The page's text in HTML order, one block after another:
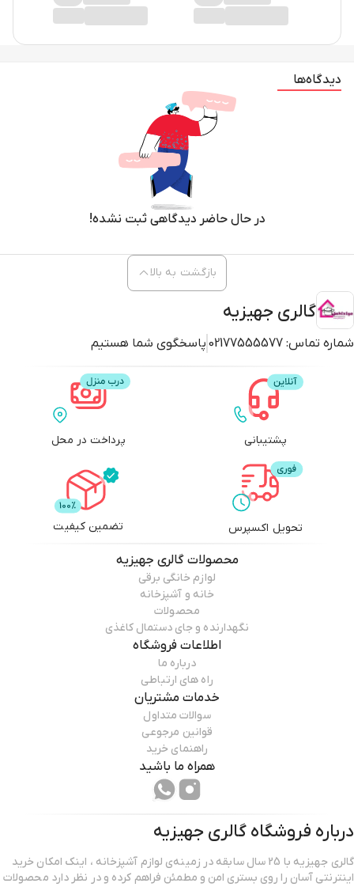
دیدگاه‌ها
در حال حاضر دیدگاهی ثبت نشده!
گالری جهیزیه
شماره تماس: 02177555577 پاسخگوی شما هستیم
بازگشت به بالا
پشتیبانی پرداخت در محل
تحویل اکسپرس تضمین کیفیت
محصولاتگالری جهیزیه
لوازم خانگی برقی
خانه و آشپزخانه
محصولات
نگهدارنده و جای دستمال کاغذی
اطلاعات فروشگاه
درباره ما
راه های ارتباطی
خدمات مشتریان
سوالات متداول
قوانین مرجوعی
راهنمای خرید
همراه ما باشید
درباره فروشگاه گالری جهیزیه
گالری جهیزیه با 25 سال سابقه در زمینه‌ی لوازم آشپزخانه ، اینک امکان خرید
اینترنتی آسان را روی بستری امن و مطمئن فراهم کرده و در نظر دارد محصولات